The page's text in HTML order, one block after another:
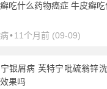
吃什么药物癌症 牛皮癣
•11个月前 (09-09)
银屑病 芙特宁吡硫翁锌
果吗